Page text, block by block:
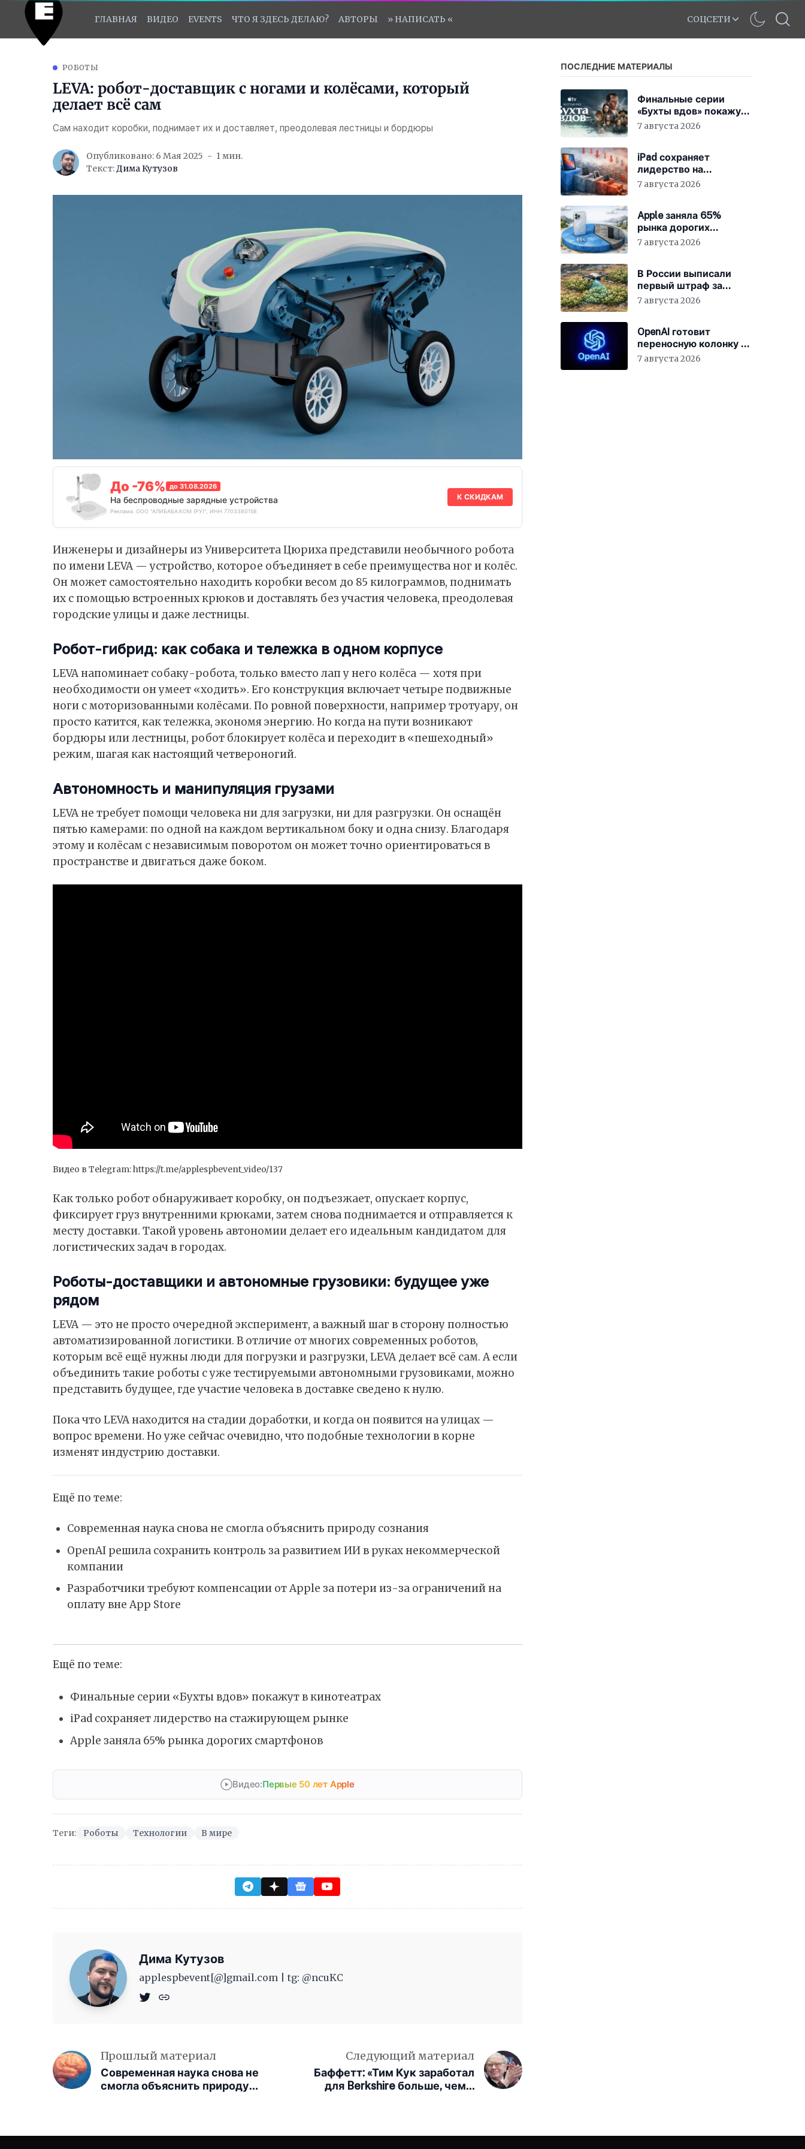
ГЛАВНАЯ ВИДЕО EVENTS ЧТО Я ЗДЕСЬ ДЕЛАЮ? АВТОРЫ » НАПИСАТЬ « СОЦСЕТИ
РОБОТЫ
LEVA: робот-доставщик с ногами и колёсами, который
делает всё сам
Сам находит коробки, поднимает их и доставляет, преодолевая лестницы и бордюры
Опубликовано: 6 Мая 2025
1 мин.
Текст:Дима Кутузов
До -76% до 31.08.2026
На беспроводные зарядные устройства
Реклама. ООО "АЛИБАБА.КОМ (РУ)", ИНН 7703380158
К СКИДКАМ
Инженеры и дизайнеры из Университета Цюриха представили необычного робота
по имени LEVA — устройство, которое объединяет в себе преимущества ног и колёс.
Он может самостоятельно находить коробки весом до 85 килограммов, поднимать
их с помощью встроенных крюков и доставлять без участия человека, преодолевая
городские улицы и даже лестницы.
Робот-гибрид: как собака и тележка в одном корпусе
LEVA напоминает собаку-робота, только вместо лап у него колёса — хотя при
необходимости он умеет «ходить». Его конструкция включает четыре подвижные
ноги с моторизованными колёсами. По ровной поверхности, например тротуару, он
просто катится, как тележка, экономя энергию. Но когда на пути возникают
бордюры или лестницы, робот блокирует колёса и переходит в «пешеходный»
режим, шагая как настоящий четвероногий.
Автономность и манипуляция грузами
LEVA не требует помощи человека ни для загрузки, ни для разгрузки. Он оснащён
пятью камерами: по одной на каждом вертикальном боку и одна снизу. Благодаря
этому и колёсам с независимым поворотом он может точно ориентироваться в
пространстве и двигаться даже боком.
Видео в Telegram:https://t.me/applespbevent_video/137
Как только робот обнаруживает коробку, он подъезжает, опускает корпус,
фиксирует груз внутренними крюками, затем снова поднимается и отправляется к
месту доставки. Такой уровень автономии делает его идеальным кандидатом для
логистических задач в городах.
Роботы-доставщики и автономные грузовики: будущее уже
рядом
LEVA — это не просто очередной эксперимент, а важный шаг в сторону полностью
автоматизированной логистики. В отличие от многих современных роботов,
которым всё ещё нужны люди для погрузки и разгрузки, LEVA делает всё сам. А если
объединить такие роботы с уже тестируемыми автономными грузовиками, можно
представить будущее, где участие человека в доставке сведено к нулю.
Пока что LEVA находится на стадии доработки, и когда он появится на улицах —
вопрос времени. Но уже сейчас очевидно, что подобные технологии в корне
изменят индустрию доставки.
Ещё по теме:
Современная наука снова не смогла объяснить природу сознания
OpenAI решила сохранить контроль за развитием ИИ в руках некоммерческой
компании
Разработчики требуют компенсации от Apple за потери из-за ограничений на
оплату вне App Store
Ещё по теме:
Финальные серии «Бухты вдов» покажут в кинотеатрах
iPad сохраняет лидерство на стажирующем рынке
Apple заняла 65% рынка дорогих смартфонов
Видео:Первые 50 лет Apple
Теги: Роботы Технологии В мире
Дима Кутузов
applespbevent[@]gmail.com | tg: @ncuKC
Прошлый материал
Современная наука снова не
смогла объяснить природу
Следующий материал
Баффетт: «Тим Кук заработал
для Berkshire больше, чем я
ПОСЛЕДНИЕ МАТЕРИАЛЫ
Финальные серии
«Бухты вдов» покажут
в кинотеатрах
7 августа 2026
iPad сохраняет
лидерство на
стажирующем рынке
7 августа 2026
Apple заняла 65%
рынка дорогих
смартфонов
7 августа 2026
В России выписали
первый штраф за
борщевик с помощью
7 августа 2026
OpenAI готовит
переносную колонку за
$400
7 августа 2026